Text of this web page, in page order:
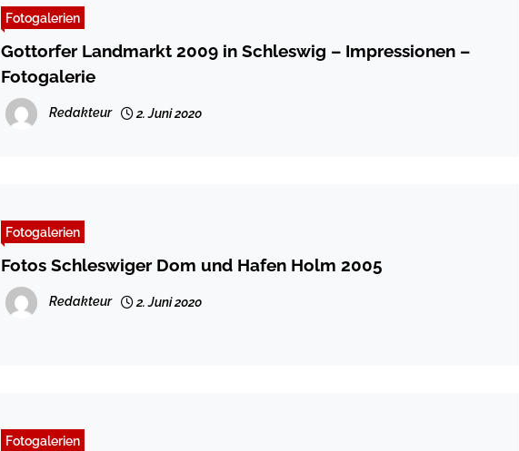
Fotogalerien
Gottorfer Landmarkt 2009 in Schleswig – Impressionen –
Fotogalerie
Redakteur 2. Juni 2020
Fotogalerien
Fotos Schleswiger Dom und Hafen Holm 2005
Redakteur 2. Juni 2020
Fotogalerien